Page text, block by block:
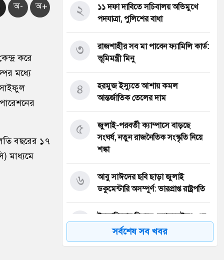
অ- অ+
করে
মধ্যে
বছরের ১৭
মাধ্যমে
১১ দফা দাবিতে সচিবালয় অভিমুখে
পদযাত্রা, পুলিশের বাধা
২
রাজশাহীর সব মা পাবেন ফ্যামিলি কার্ড:
ভূমিমন্ত্রী মিনু
৩
হরমুজ ইস্যুতে আশায় কমল
আন্তর্জাতিক তেলের দাম
৪
জুলাই-পরবর্তী ক্যাম্পাসে বাড়ছে
সংঘর্ষ, নতুন রাজনৈতিক সংস্কৃতি নিয়ে
শঙ্কা
৫
আবু সাঈদের ছবি ছাড়া জুলাই
ডকুমেন্টারি অসম্পূর্ণ: ভারপ্রাপ্ত রাষ্ট্রপতি
৬
ইনফান্তিনোর বিরুদ্ধে ‘ব্ল্যাকমেইল’-এর
অভিযোগ জর্ডান ফুটবল প্রধানের
৭
সর্বশেষ সব খবর